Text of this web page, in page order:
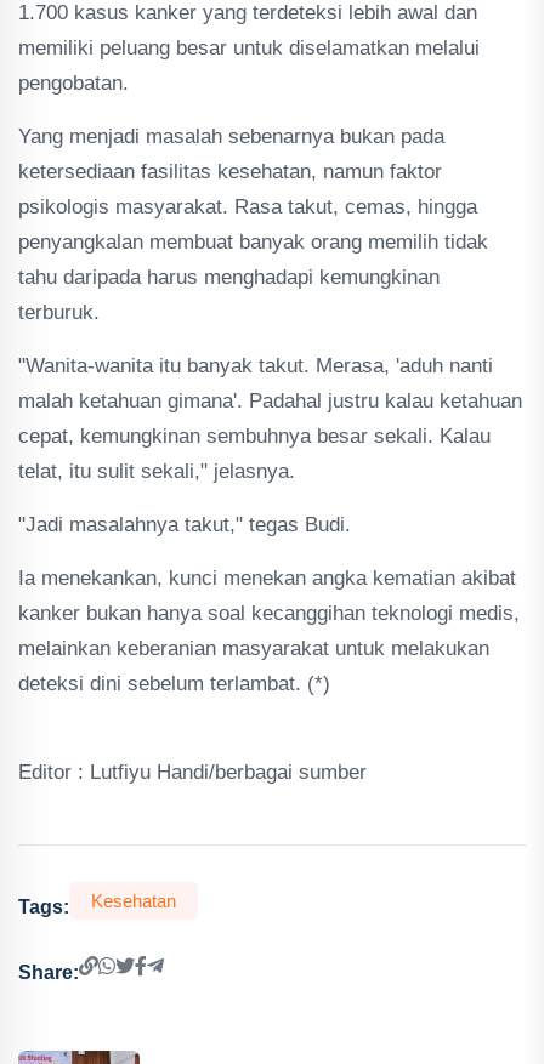
1.700 kasus kanker yang terdeteksi lebih awal dan
memiliki peluang besar untuk diselamatkan melalui
pengobatan.
Yang menjadi masalah sebenarnya bukan pada
ketersediaan fasilitas kesehatan, namun faktor
psikologis masyarakat. Rasa takut, cemas, hingga
penyangkalan membuat banyak orang memilih tidak
tahu daripada harus menghadapi kemungkinan
terburuk.
"Wanita-wanita itu banyak takut. Merasa, 'aduh nanti
malah ketahuan gimana'. Padahal justru kalau ketahuan
cepat, kemungkinan sembuhnya besar sekali. Kalau
telat, itu sulit sekali," jelasnya.
"Jadi masalahnya takut," tegas Budi.
Ia menekankan, kunci menekan angka kematian akibat
kanker bukan hanya soal kecanggihan teknologi medis,
melainkan keberanian masyarakat untuk melakukan
deteksi dini sebelum terlambat. (*)
Editor : Lutfiyu Handi/berbagai sumber
Tags: Kesehatan
Share: